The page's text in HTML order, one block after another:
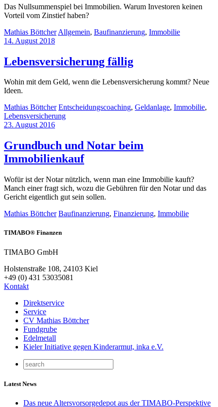
Das Nullsummenspiel bei Immobilien. Warum Investoren keinen
Vorteil vom Zinstief haben?
Mathias Böttcher Allgemein, Baufinanzierung, Immobilie
14. August 2018
Lebensversicherung fällig
Wohin mit dem Geld, wenn die Lebensversicherung kommt? Neue
Ideen.
Mathias Böttcher Entscheidungscoaching, Geldanlage, Immobilie,
Lebensversicherung
23. August 2016
Grundbuch und Notar beim
Immobilienkauf
Wofür ist der Notar nützlich, wenn man eine Immobilie kauft?
Manch einer fragt sich, wozu die Gebühren für den Notar und das
Gericht eigentlich gut sein sollen.
Mathias Böttcher Baufinanzierung, Finanzierung, Immobilie
TIMABO® Finanzen
TIMABO GmbH
Holstenstraße 108, 24103 Kiel
+49 (0) 431 53035081
Kontakt
Direktservice
Service
CV Mathias Böttcher
Fundgrube
Edelmetall
Kieler Initiative gegen Kinderarmut, inka e.V.
Latest News
Das neue Altersvorsorgedepot aus der TIMABO-Perspektive